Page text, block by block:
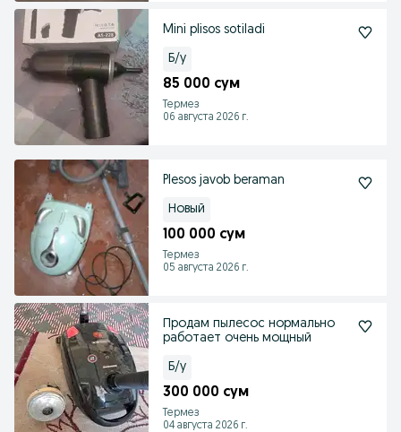
Mini plisos sotiladi
Б/у
85 000 сум
Термез
06 августа 2026 г.
Plesos javob beraman
Новый
100 000 сум
Термез
05 августа 2026 г.
Продам пылесос нормально
работает очень мощный
Б/у
300 000 сум
Термез
04 августа 2026 г.